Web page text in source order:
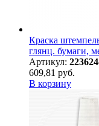
Краска
глянц. бумаги,
Артикул:
609,81 руб.
В корзину